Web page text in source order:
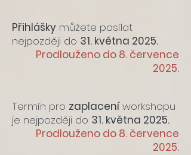
Přihlášky můžete posílat
nejpozději do 31. května 2025.
Prodlouženo do 8. července
2025.
Termín pro zaplaceníworkshopu
je nejpozději do 31. května 2025.
Prodlouženo do 8. července
2025.